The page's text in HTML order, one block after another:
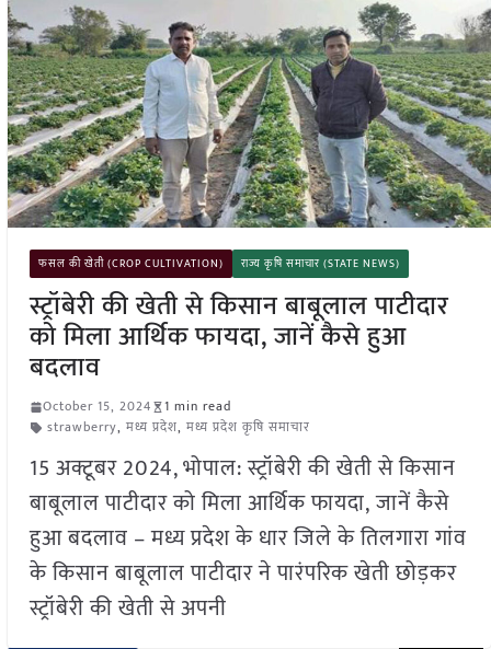
फसल की खेती (CROP CULTIVATION) राज्य कृषि समाचार (STATE NEWS)
स्ट्रॉबेरी की खेती से किसान बाबूलाल पाटीदार
को मिला आर्थिक फायदा, जानें कैसे हुआ
बदलाव
October 15, 2024
1 min read
strawberry, मध्य प्रदेश, मध्य प्रदेश कृषि समाचार
15 अक्टूबर 2024, भोपाल: स्ट्रॉबेरी की खेती से किसान
बाबूलाल पाटीदार को मिला आर्थिक फायदा, जानें कैसे
हुआ बदलाव – मध्य प्रदेश के धार जिले के तिलगारा गांव
के किसान बाबूलाल पाटीदार ने पारंपरिक खेती छोड़कर
स्ट्रॉबेरी की खेती से अपनी